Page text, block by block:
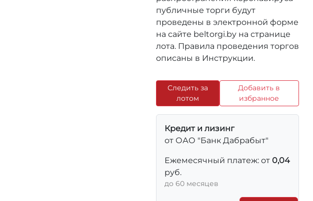
публичные торги будут
проведены в электронной форме
на сайте beltorgi.by на странице
лота. Правила проведения торгов
описаны в Инструкции.
Следить за
лотом
Добавить в
избранное
Кредит и лизинг
от ОАО "Банк Дабрабыт"
Ежемесячный платеж: от 0,04
руб.
до 60 месяцев